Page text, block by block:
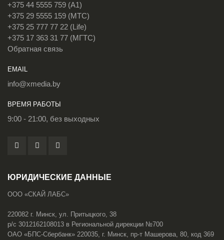
+375 44 5555 759 (A1)
+375 29 5555 159 (МТС)
+375 25 777 77 22 (Life)
+375 17 363 31 77 (МГТС)
Обратная связь
EMAIL
info@xmedia.by
ВРЕМЯ РАБОТЫ
9:00 - 21:00, без выходных
ЮРИДИЧЕСКИЕ ДАННЫЕ
ООО «СКАЙ ЛАБС»
220082 г. Минск, ул. Притыцкого, 38
р/с 3012162108013 в Региональной дирекции №700
ОАО «БПС-Сбербанк» 220035, г. Минск, пр-т Машерова, 80, код 369